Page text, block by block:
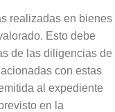
realizadas en bienes
Esto debe
de las diligencias de
con estas
al expediente
en la